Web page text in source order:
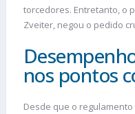
torcedores. Entretanto, o
Zveiter, negou o pedido
nos pontos
Desde que o